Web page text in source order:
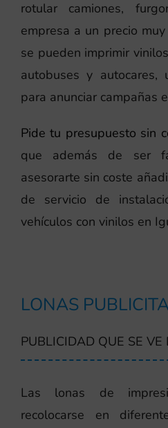
rotular camiones,
empresa a un precio
se pueden imprimir
autobuses y autocares,
para anunciar campañas
Pide tu presupuesto sin
que además de ser
asesorarte sin coste
de servicio de
vehículos con vinilos en
LONAS
PUBLICIDAD QUE SE VE
Las lonas de
recolocarse en